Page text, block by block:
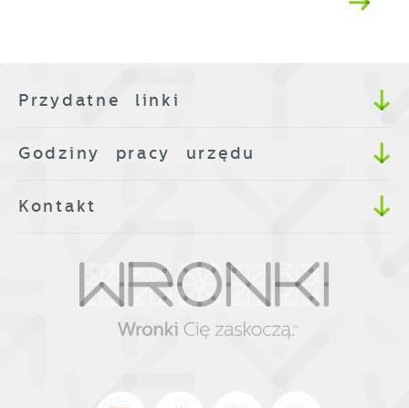
Przydatne linki
Godziny pracy urzędu
Kontakt